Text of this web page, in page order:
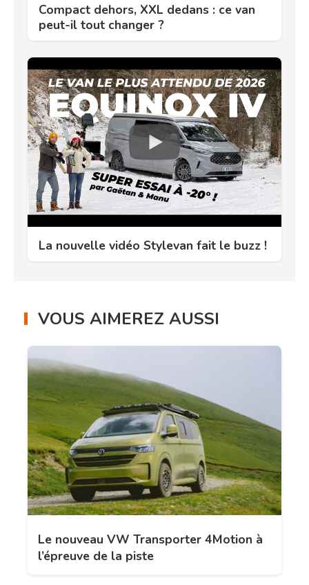
Compact dehors, XXL dedans : ce van
peut-il tout changer ?
La nouvelle vidéo Stylevan fait le buzz !
VOUS AIMEREZ AUSSI
Le nouveau VW Transporter 4Motion à
l’épreuve de la piste